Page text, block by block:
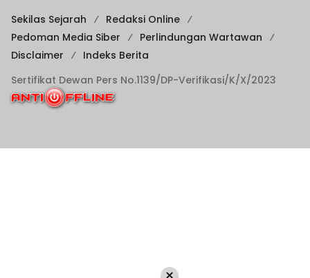
Sekilas Sejarah
Redaksi Online
Pedoman Media Siber
Perlindungan Wartawan
Disclaimer
Indeks Berita
Sertifikat Dewan Pers No.1139/DP-Verifikasi/K/X/2023